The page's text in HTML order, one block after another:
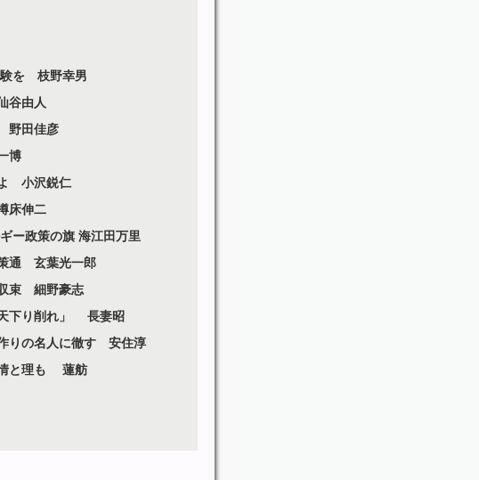
を 枝野幸男
谷由人
野田佳彦
博
小沢鋭仁
床伸二
ー政策の旗 海江田万里
通 玄葉光一郎
束 細野豪志
下り削れ」 長妻昭
りの名人に徹す 安住淳
と理も 蓮舫